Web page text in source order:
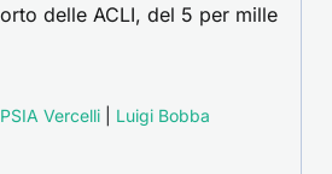
delle ACLI, del 5 per mille
Vercelli Luigi Bobba